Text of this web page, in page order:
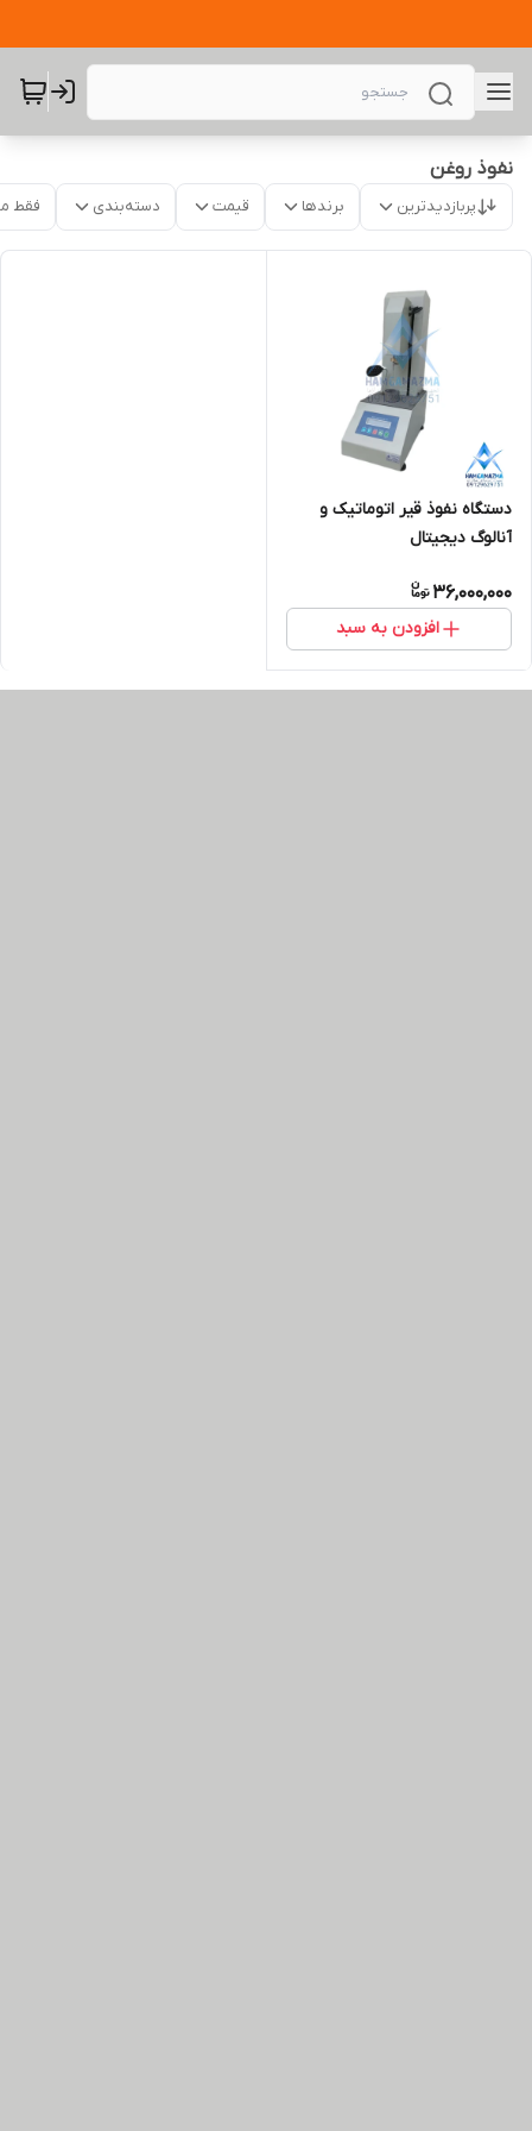
نفوذ روغن
پربازدیدترین برندها قیمت دسته‌بندی فقط
دستگاه نفوذ قیر اتوماتیک و
آنالوگ دیجیتال
36,000,000
افزودن به سبد